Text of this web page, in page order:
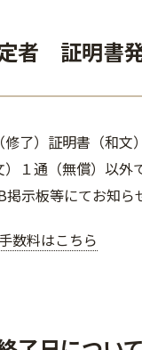
者 証明書
了）証明書（和文
１通（無償）以
示板等にてお知ら
数料はこちら